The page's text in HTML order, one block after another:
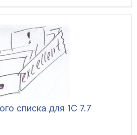
списка для 1С 7.7